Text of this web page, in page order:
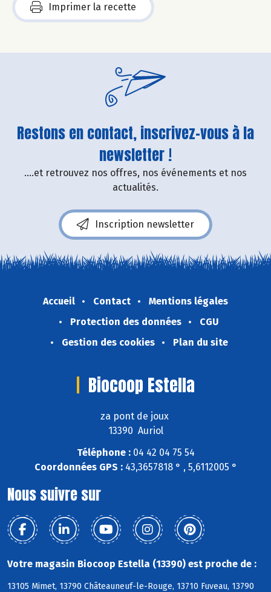
Imprimer la recette
Restons en contact, inscrivez-vous à la
newsletter !
....et retrouvez nos offres, nos événements et nos
actualités.
Inscription newsletter
Accueil Contact
Mentions légales
Protection des données
CGU
Gestion des cookies
Plan du site
Biocoop Estella
za pont de joux
13390 Auriol
Téléphone :04 42 04 75 54
Coordonnées GPS :43,3657818 ° , 5,6112005 °
Nous suivre sur
Votre magasin Biocoop Estella (13390) est proche de :
13105 Mimet, 13790 Châteauneuf-le-Rouge, 13710 Fuveau, 13790